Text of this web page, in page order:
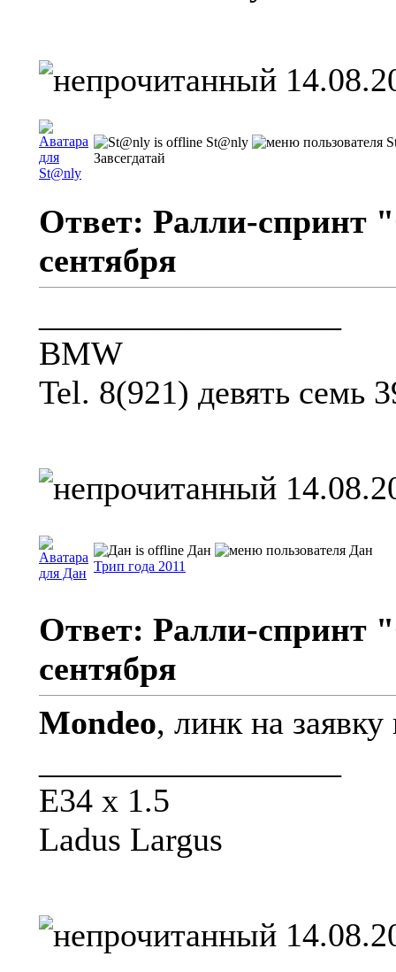
St@nly
Завсегдатай
Ответ: Ралли-спринт
сентября
BMW
Tel. 8(921) девять семь
Дан
Трип года 2011
Ответ: Ралли-спринт
сентября
Mondeo, линк на
Е34 х 1.5
Ladus Largus